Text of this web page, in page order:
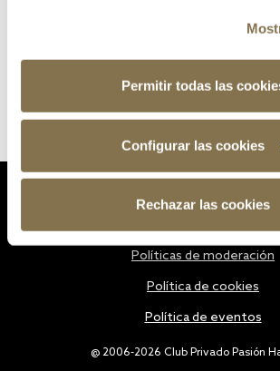
Permitir todas las
Configurar las cookies
Rechazar las cookies
@ 2006-2026 Club Privado Pasión
Políticas de moderación
Política de cookies
Política de eventos